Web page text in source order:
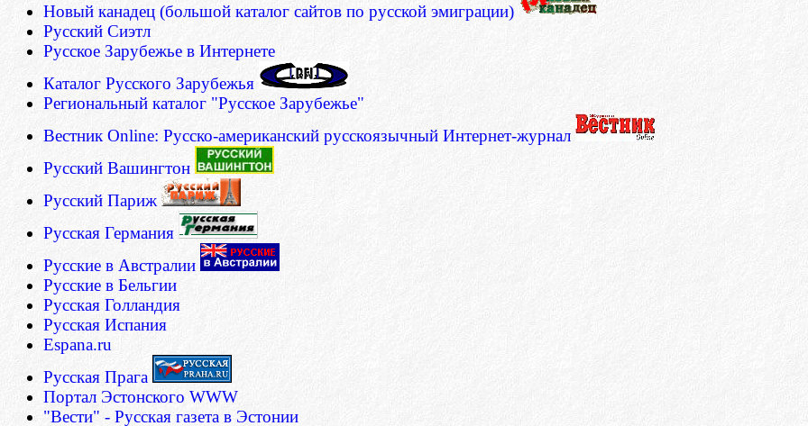
Новый канадец (большой каталог сайтов по русской эмиграции)
Русский Сиэтл
Русское Зарубежье в Интернете
Каталог Русского Зарубежья
Региональный каталог "Русское Зарубежье"
Вестник Online: Русско-американский русскоязычный Интернет-журнал
Русский Вашингтон
Русский Париж
Русская Германия
Русские в Австралии
Русские в Бельгии
Русская Голландия
Русская Испания
Espana.ru
Русская Прага
Портал Эстонского WWW
"Вести" - Русская газета в Эстонии